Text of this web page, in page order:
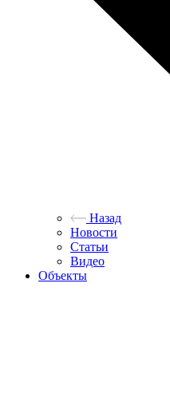
Назад
Новости
Статьи
Видео
Объекты